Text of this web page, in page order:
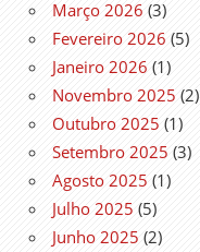
Março 2026 (3)
Fevereiro 2026 (5)
Janeiro 2026 (1)
Novembro 2025 (2)
Outubro 2025 (1)
Setembro 2025 (3)
Agosto 2025 (1)
Julho 2025 (5)
Junho 2025 (2)